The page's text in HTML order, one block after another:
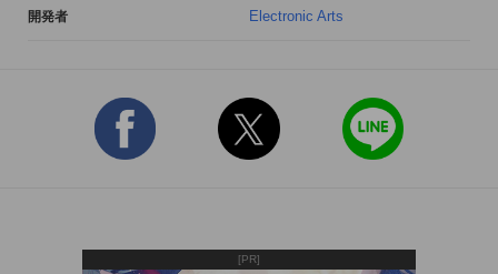
デッセイ」などのゲームモード
・スコアを稼いでくれる、特別な能力を持った奇抜なロボット
・無限にあるステージをアンロックしましょう。最も遠い辺境
開発者 Electronic Arts
[PR]